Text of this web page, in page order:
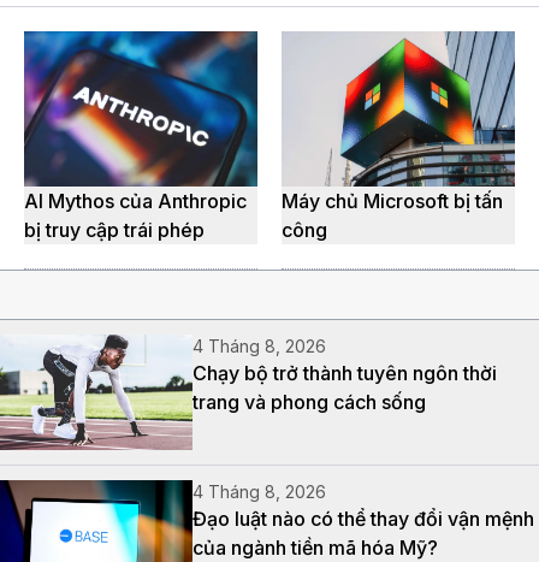
AI Mythos của Anthropic
bị truy cập trái phép
Máy chủ Microsoft bị tấn
công
4 Tháng 8, 2026
Chạy bộ trở thành tuyên ngôn thời
trang và phong cách sống
4 Tháng 8, 2026
Đạo luật nào có thể thay đổi vận mệnh
của ngành tiền mã hóa Mỹ?